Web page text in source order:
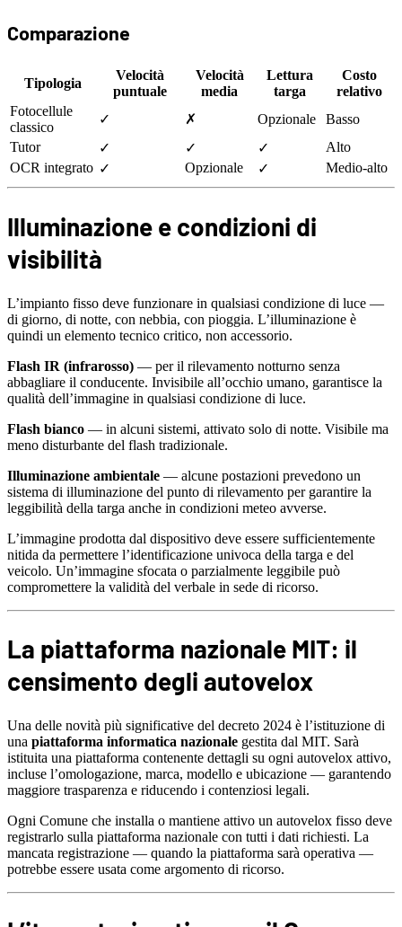
Comparazione
Tipologia
Velocità
puntuale
Velocità
media
Lettura
targa
Costo
relativo
Fotocellule
classico
✓ ✗ Opzionale
Basso
Tutor
✓ ✓ ✓
Alto
OCR integrato ✓ Opzionale ✓ Medio-alto
Illuminazione e condizioni di
visibilità
L’impianto fisso deve funzionare in qualsiasi condizione di luce —
di giorno, di notte, con nebbia, con pioggia. L’illuminazione è
quindi un elemento tecnico critico, non accessorio.
Flash IR (infrarosso) — per il rilevamento notturno senza
abbagliare il conducente. Invisibile all’occhio umano, garantisce la
qualità dell’immagine in qualsiasi condizione di luce.
Flash bianco — in alcuni sistemi, attivato solo di notte. Visibile ma
meno disturbante del flash tradizionale.
Illuminazione ambientale — alcune postazioni prevedono un
sistema di illuminazione del punto di rilevamento per garantire la
leggibilità della targa anche in condizioni meteo avverse.
L’immagine prodotta dal dispositivo deve essere sufficientemente
nitida da permettere l’identificazione univoca della targa e del
veicolo. Un’immagine sfocata o parzialmente leggibile può
compromettere la validità del verbale in sede di ricorso.
La piattaforma nazionale MIT: il
censimento degli autovelox
Una delle novità più significative del decreto 2024 è l’istituzione di
una piattaforma informatica nazionale gestita dal MIT. Sarà
istituita una piattaforma contenente dettagli su ogni autovelox attivo,
incluse l’omologazione, marca, modello e ubicazione — garantendo
maggiore trasparenza e riducendo i contenziosi legali.
Ogni Comune che installa o mantiene attivo un autovelox fisso deve
registrarlo sulla piattaforma nazionale con tutti i dati richiesti. La
mancata registrazione — quando la piattaforma sarà operativa —
potrebbe essere usata come argomento di ricorso.